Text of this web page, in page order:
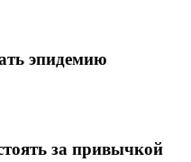
эпидемию
за привычкой